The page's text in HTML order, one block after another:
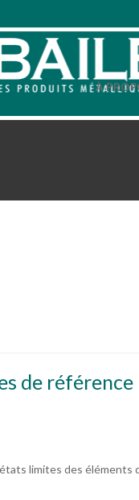
À
de référence
limites des éléments